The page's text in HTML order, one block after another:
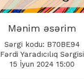
Mənim əsərim
Sərgi kodu: B70BE94
Fərdi Yaradıcılıq Sərgisi
15 İyun 2024 15:00